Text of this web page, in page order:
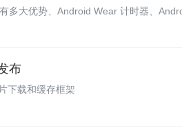
大优势、Android Wear 计时器、
布
下载和缓存框架